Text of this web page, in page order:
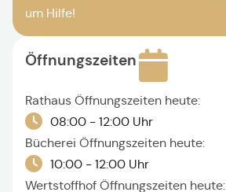
um Hilfe!
Öffnungszeiten
Rathaus Öffnungszeiten heute:
08:00 - 12:00 Uhr
Bücherei Öffnungszeiten heute:
10:00 - 12:00 Uhr
Wertstoffhof Öffnungszeiten heute: